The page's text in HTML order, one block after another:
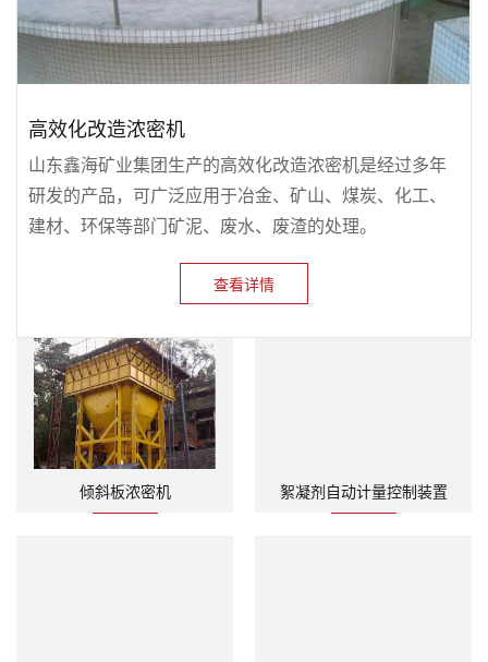
高效化改造浓密机
山东鑫海矿业集团生产的高效化改造浓密机是经过多年
研发的产品，可广泛应用于冶金、矿山、煤炭、化工、
建材、环保等部门矿泥、废水、废渣的处理。
查看详情
倾斜板浓密机 絮凝剂自动计量控制装置